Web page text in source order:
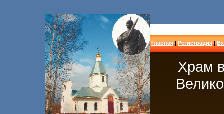
Главная|Регистрация|
Храм